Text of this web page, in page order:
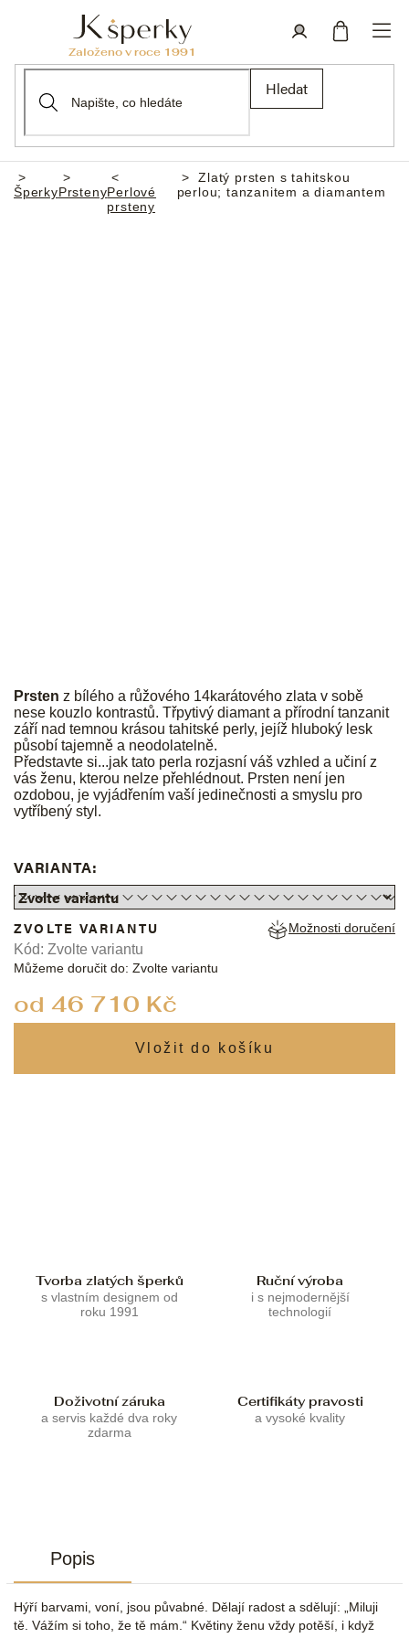
Hledat
Domů
ŠperkyPrstenyPerlové
prsteny
Zlatý prsten s tahitskou
perlou; tanzanitem a diamantem
Prsten z bílého a růžového 14karátového zlata v sobě
nese kouzlo kontrastů. Třpytivý diamant a přírodní tanzanit
září nad temnou krásou tahitské perly, jejíž hluboký lesk
působí tajemně a neodolatelně.
Představte si...jak tato perla rozjasní váš vzhled a učiní z
vás ženu, kterou nelze přehlédnout. Prsten není jen
ozdobou, je vyjádřením vaší jedinečnosti a smyslu pro
vytříbený styl.
VARIANTA:
od 46 710 Kč
ZVOLTE VARIANTU
Můžeme doručit do: Zvolte variantu
Možnosti doručení
Kód: Zvolte variantu
Tvorba zlatých šperků
s vlastním designem od
roku 1991
Ruční výroba
i s nejmodernější
technologií
Doživotní záruka
a servis každé dva roky
zdarma
Certifikáty pravosti
a vysoké kvality
Popis
Hýří barvami, voní, jsou půvabné. Dělají radost a sdělují: „Miluji
tě. Vážím si toho, že tě mám.“ Květiny ženu vždy potěší, i když